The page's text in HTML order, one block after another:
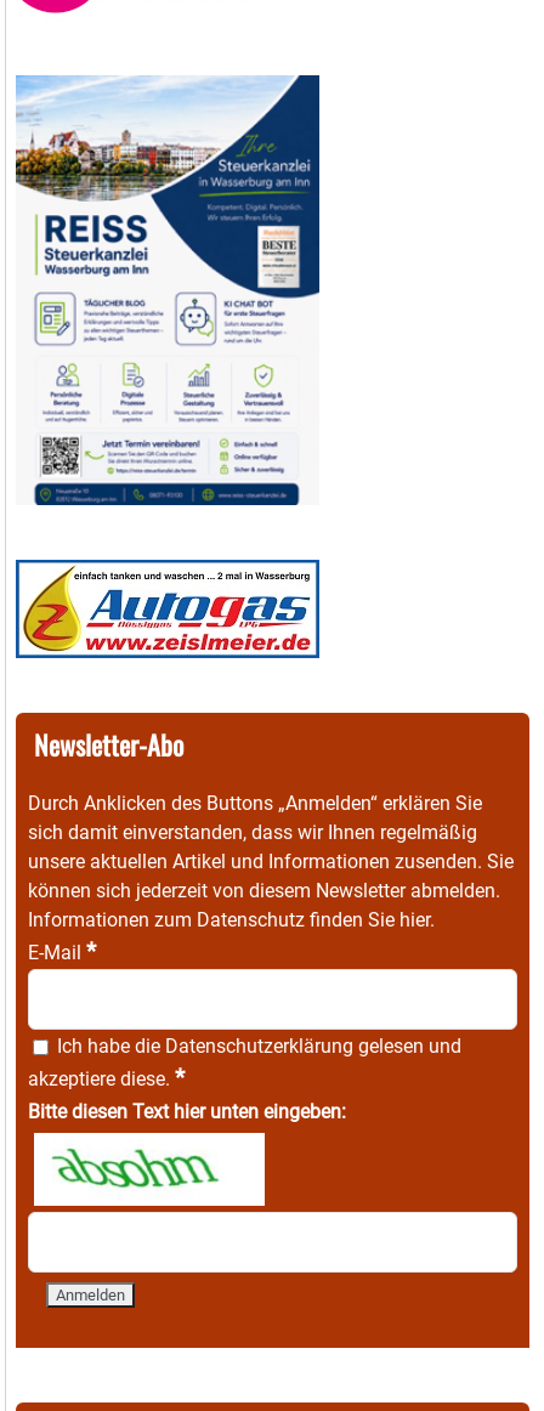
Newsletter-Abo
Durch Anklicken des Buttons „Anmelden“ erklären Sie
sich damit einverstanden, dass wir Ihnen regelmäßig
unsere aktuellen Artikel und Informationen zusenden. Sie
können sich jederzeit von diesem Newsletter abmelden.
Informationen zum Datenschutz finden Sie hier.
E-Mail *
Ich habe die Datenschutzerklärung gelesen und
akzeptiere diese. *
Bitte diesen Text hier unten eingeben: